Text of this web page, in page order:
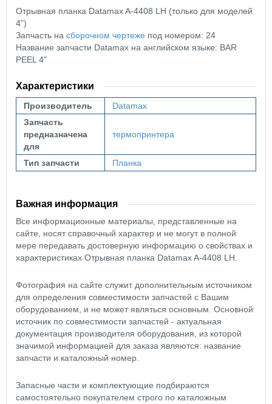
Отрывная планка Datamax A-4408 LH (только для моделей
4”)
Запчасть на сборочном чертеже под номером: 24
Название запчасти Datamax на английском языке: BAR
PEEL 4"
Характеристики
Производитель
Datamax
Запчасть
предназначена
для
термопринтера
Тип запчасти Планка
Важная информация
Все информационные материалы, представленные на
сайте, носят справочный характер и не могут в полной
мере передавать достоверную информацию о свойствах и
характеристиках Отрывная планка Datamax A-4408 LH.
Фотография на сайте служит дополнительным источником
для определения совместимости запчастей с Вашим
оборудованием, и не может являться основным. Основной
источник по совместимости запчастей - актуальная
документация производителя оборудования, из которой
значимой информацией для заказа являются: название
запчасти и каталожный номер.
Запасные части и комплектующие подбираются
самостоятельно покупателем строго по каталожным